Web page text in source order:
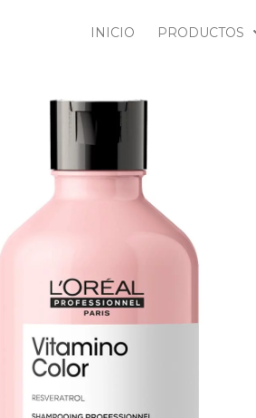
INICIO PRODUCTOS